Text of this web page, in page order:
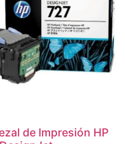
de Impresión HP